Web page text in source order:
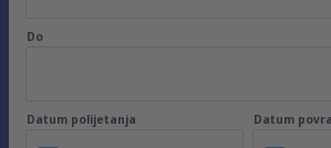
Do
Datum polijetanja Datum